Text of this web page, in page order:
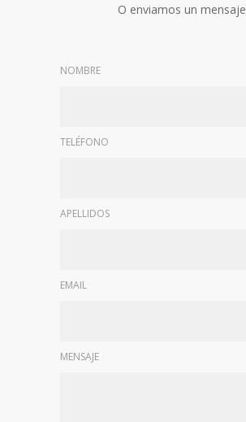
O enviamos un mensaje
NOMBRE
TELÉFONO
APELLIDOS
EMAIL
MENSAJE